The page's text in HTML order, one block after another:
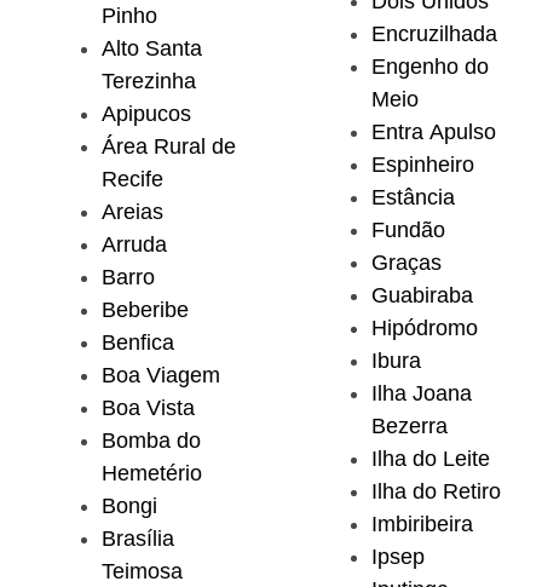
Pinho
Alto Santa
Terezinha
Apipucos
Área Rural de
Recife
Areias
Arruda
Barro
Beberibe
Benfica
Boa Viagem
Boa Vista
Bomba do
Hemetério
Bongi
Brasília
Teimosa
Encruzilhada
Engenho do
Meio
Entra Apulso
Espinheiro
Estância
Fundão
Graças
Guabiraba
Hipódromo
Ibura
Ilha Joana
Bezerra
Ilha do Leite
Ilha do Retiro
Imbiribeira
Ipsep